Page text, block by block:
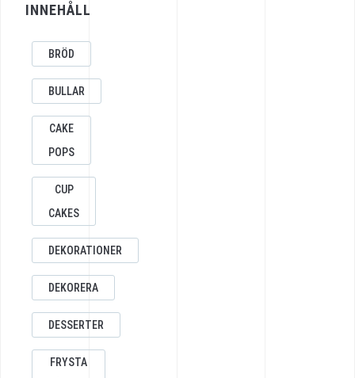
INNEHÅLL
BRÖD
BULLAR
CAKE
POPS
CUP
CAKES
DEKORATIONER
DEKORERA
DESSERTER
FRYSTA